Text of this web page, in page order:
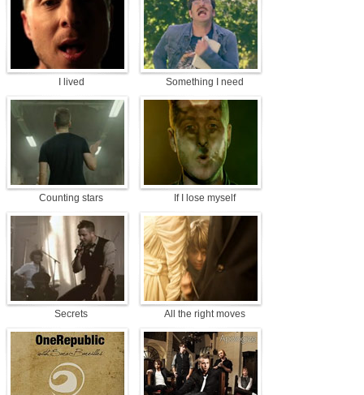
I lived Something I need
Counting stars If I lose myself
Secrets All the right moves